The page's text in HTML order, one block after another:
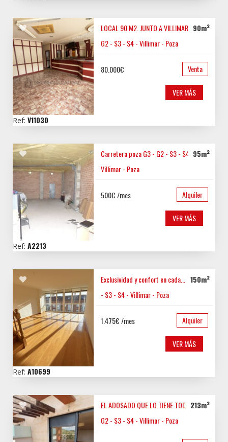
LOCAL 90 M2. JUNTO A VILLIMAR....G3 -
G2 - S3 - S4 - Villimar - Poza
80.000€ Venta
VER MÁS
90m²
Ref: V11030
Carretera pozaG3 - G2 - S3 - S4 -
Villimar - Poza
500€ /mes Alquiler
VER MÁS
95m²
Ref: A2213
Exclusividad y confort en cada...
G3 - G2
- S3 - S4 - Villimar - Poza
1.475€ /mes Alquiler
VER MÁS
150m²
Ref: A10699
EL ADOSADO QUE LO TIENE TODO.G3 -
G2 - S3 - S4 - Villimar - Poza
213m²